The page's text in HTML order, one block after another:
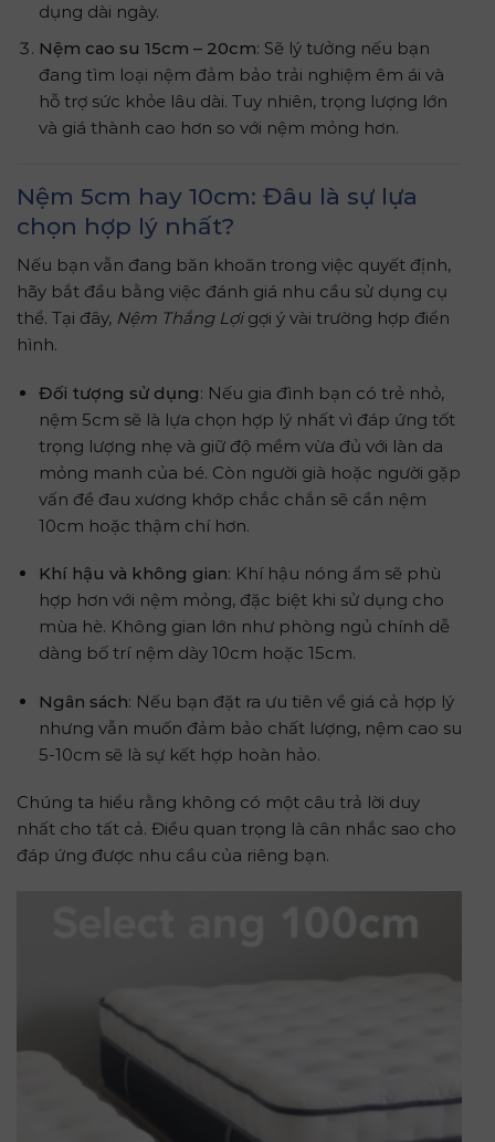
dụng dài ngày.
Nệm cao su 15cm – 20cm: Sẽ lý tưởng nếu bạn
đang tìm loại nệm đảm bảo trải nghiệm êm ái và
hỗ trợ sức khỏe lâu dài. Tuy nhiên, trọng lượng lớn
và giá thành cao hơn so với nệm mỏng hơn.
Nệm 5cm hay 10cm: Đâu là sự lựa
chọn hợp lý nhất?
Nếu bạn vẫn đang băn khoăn trong việc quyết định,
hãy bắt đầu bằng việc đánh giá nhu cầu sử dụng cụ
thể. Tại đây, Nệm Thắng Lợigợi ý vài trường hợp điển
hình.
Đối tượng sử dụng: Nếu gia đình bạn có trẻ nhỏ,
nệm 5cm sẽ là lựa chọn hợp lý nhất vì đáp ứng tốt
trọng lượng nhẹ và giữ độ mềm vừa đủ với làn da
mỏng manh của bé. Còn người già hoặc người gặp
vấn đề đau xương khớp chắc chắn sẽ cần nệm
10cm hoặc thậm chí hơn.
Khí hậu và không gian: Khí hậu nóng ẩm sẽ phù
hợp hơn với nệm mỏng, đặc biệt khi sử dụng cho
mùa hè. Không gian lớn như phòng ngủ chính dễ
dàng bố trí nệm dày 10cm hoặc 15cm.
Ngân sách: Nếu bạn đặt ra ưu tiên về giá cả hợp lý
nhưng vẫn muốn đảm bảo chất lượng, nệm cao su
5-10cm sẽ là sự kết hợp hoàn hảo.
Chúng ta hiểu rằng không có một câu trả lời duy
nhất cho tất cả. Điều quan trọng là cân nhắc sao cho
đáp ứng được nhu cầu của riêng bạn.